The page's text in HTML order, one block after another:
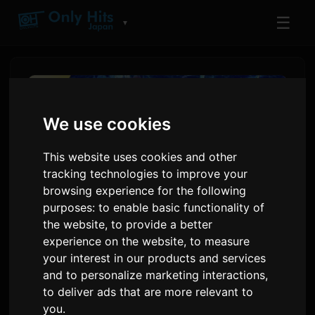
We use cookies
This website uses cookies and other
tracking technologies to improve your
browsing experience for the following
purposes:to enable basic functionality of
the website,to provide a better
experience on the website,to measure
your interest in our products and services
and to personalize marketing interactions,
to deliver ads that are more relevant to
you.
▼ ☰
Manga Shangri-La Frontier
ofron 126 kapitull falas për 72
orë